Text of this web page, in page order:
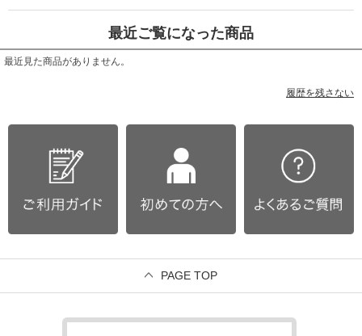
最近ご覧になった商品
最近見た商品がありません。
履歴を残さない
PAGE TOP